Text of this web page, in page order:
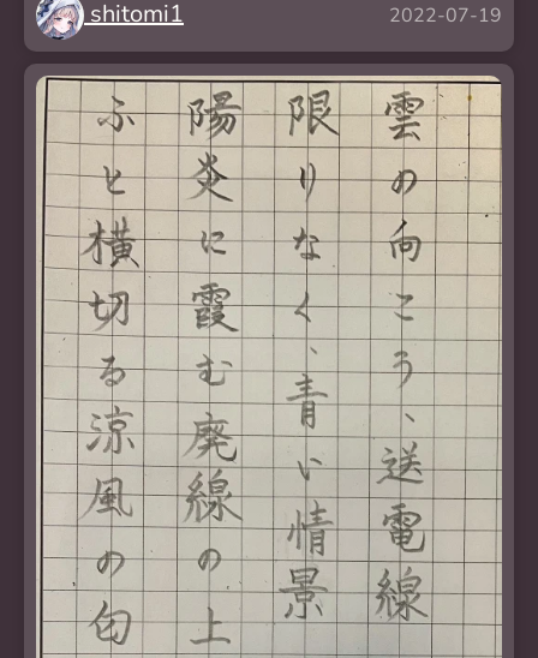
shitomi1 2022-07-19